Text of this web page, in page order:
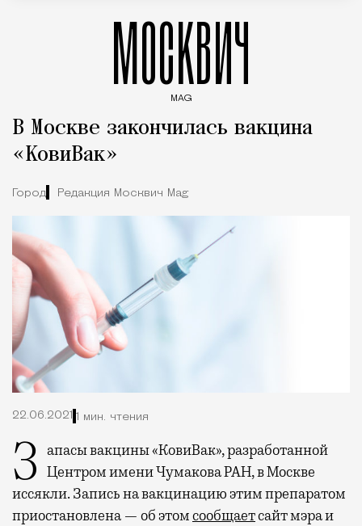
МОСКВИЧ
MAG
В Москве закончилась вакцина
«КовиВак»
Город Редакция Москвич Mag
22.06.2021 1 мин. чтения
Запасы вакцины «КовиВак», разработанной Центром имени Чумакова РАН, в Москве
иссякли. Запись на вакцинацию этим препаратом
приостановлена — об этомсообщаетсайт мэра и